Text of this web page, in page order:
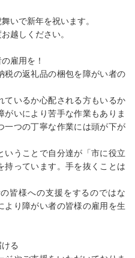
いで新年を祝います。
越しください。
雇用を！
税の返礼品の梱包を障がい者の
ているか心配される方もいるか
がいにより苦手な作業もありま
一つの丁寧な作業には頭が下が
いうことで自分達が「市に役立
持っています。手を抜くことは
皆様への支援をするのではな
より障がい者の皆様の雇用を生
る